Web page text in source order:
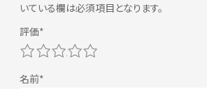
いている欄は必須項目となります。
5
4
3
2